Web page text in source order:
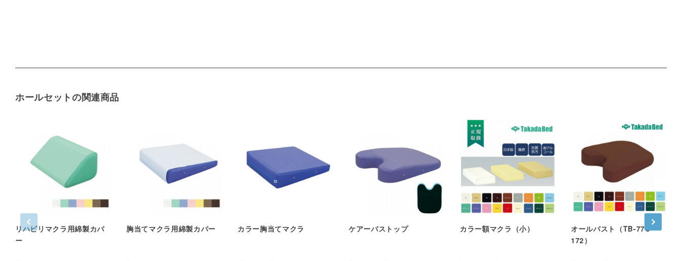
ホールセットの関連商品
リハビリマクラ用綿製カバ
ー
胸当てマクラ用綿製カバー カラー胸当てマクラ ケアーバストップ カラー額マクラ（小）
オールバスト（TB-77C-
172）